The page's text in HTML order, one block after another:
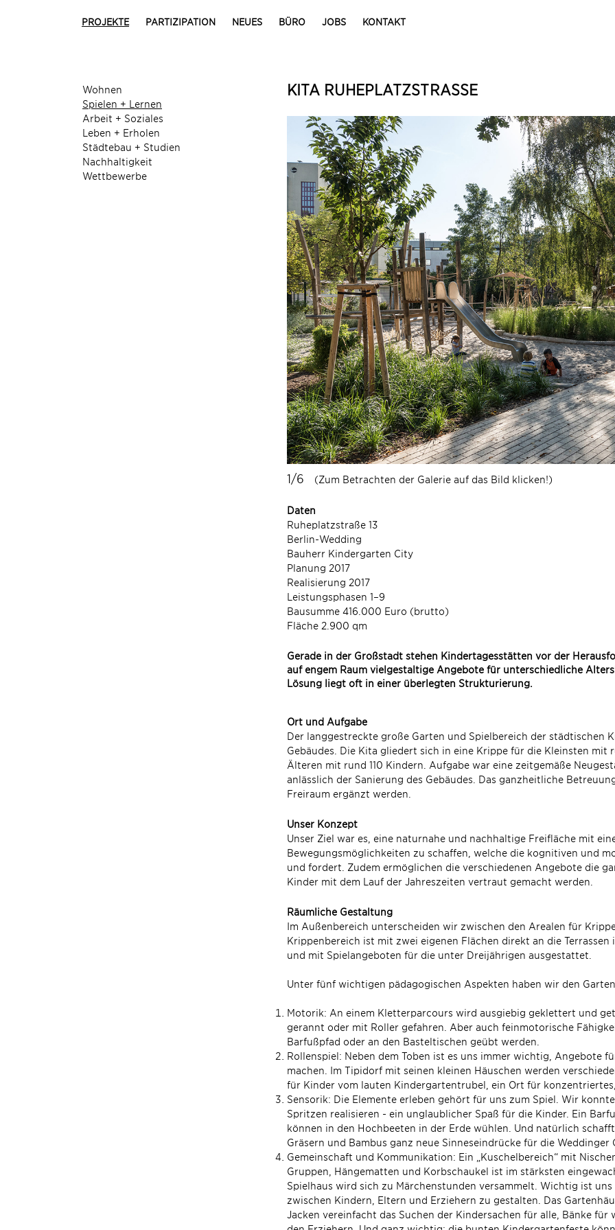
PROJEKTE PARTIZIPATION NEUES BÜRO JOBS KONTAKT
Wohnen
Spielen + Lernen
Arbeit + Soziales
Leben + Erholen
Städtebau + Studien
Nachhaltigkeit
Wettbewerbe
KITA RUHEPLATZSTRASSE
1/6 (Zum Betrachten der Galerie auf das Bild klicken!)
Daten
Ruheplatzstraße 13
Berlin-Wedding
Bauherr Kindergarten City
Planung 2017
Realisierung 2017
Leistungsphasen 1–9
Bausumme 416.000 Euro (brutto)
Fläche 2.900 qm
Gerade in der Großstadt stehen Kindertagesstätten vor der
auf engem Raum vielgestaltige Angebote für unterschiedliche
Lösung liegt oft in einer überlegten Strukturierung.
Ort und Aufgabe
Der langgestreckte große Garten und Spielbereich der städtischen
Gebäudes. Die Kita gliedert sich in eine Krippe für die Kleinsten
Älteren mit rund 110 Kindern. Aufgabe war eine zeitgemäße
anlässlich der Sanierung des Gebäudes. Das ganzheitliche
Freiraum ergänzt werden.
Unser Konzept
Unser Ziel war es, eine naturnahe und nachhaltige Freifläche mit
Bewegungsmöglichkeiten zu schaffen, welche die kognitiven und
und fordert. Zudem ermöglichen die verschiedenen Angebote die
Kinder mit dem Lauf der Jahreszeiten vertraut gemacht werden.
Räumliche Gestaltung
Im Außenbereich unterscheiden wir zwischen den Arealen für
Krippenbereich ist mit zwei eigenen Flächen direkt an die Terrassen
und mit Spielangeboten für die unter Dreijährigen ausgestattet.
Unter fünf wichtigen pädagogischen Aspekten haben wir den
Motorik: An einem Kletterparcours wird ausgiebig geklettert und
gerannt oder mit Roller gefahren. Aber auch feinmotorische
Barfußpfad oder an den Basteltischen geübt werden.
Rollenspiel: Neben dem Toben ist es uns immer wichtig, Angebote
machen. Im Tipidorf mit seinen kleinen Häuschen werden
für Kinder vom lauten Kindergartentrubel, ein Ort für konzentriertes,
Sensorik: Die Elemente erleben gehört für uns zum Spiel. Wir
Spritzen realisieren - ein unglaublicher Spaß für die Kinder. Ein
können in den Hochbeeten in der Erde wühlen. Und natürlich
Gräsern und Bambus ganz neue Sinneseindrücke für die Weddinger
Gemeinschaft und Kommunikation: Ein „Kuschelbereich“ mit
Gruppen, Hängematten und Korbschaukel ist im stärksten
Spielhaus wird sich zu Märchenstunden versammelt. Wichtig ist
zwischen Kindern, Eltern und Erziehern zu gestalten. Das
Jacken vereinfacht das Suchen der Kindersachen für alle, Bänke